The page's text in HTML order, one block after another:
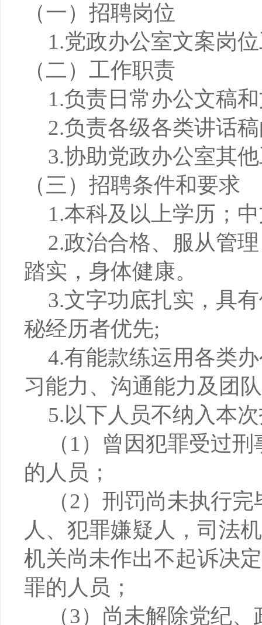
（一）招聘岗位
1.党政办公室文案岗位
（二）工作职责
1.负责日常办公文稿
2.负责各级各类讲话
3.协助党政办公室其
（三）招聘条件和要求
1.本科及以上学历；
2.政治合格、服从管
踏实，身体健康。
3.文字功底扎实，具
秘经历者优先;
4.有能款练运用各类
习能力、沟通能力及团
5.以下人员不纳入本
（1） 曾因犯罪受过
的人员；
（2） 刑罚尚未执行完
人、犯罪嫌疑人，司法
机关尚未作出不起诉决
罪的人员；
（3） 尚未解除党纪